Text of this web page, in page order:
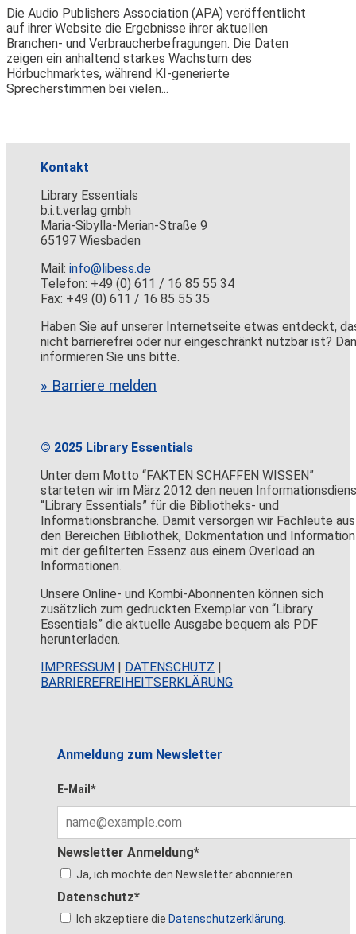
Die Audio Publishers Association (APA) veröffentlicht
auf ihrer Website die Ergebnisse ihrer aktuellen
Branchen- und Verbraucherbefragungen. Die Daten
zeigen ein anhaltend starkes Wachstum des
Hörbuchmarktes, während KI-generierte
Sprecherstimmen bei vielen...
Kontakt
Library Essentials
b.i.t.verlag gmbh
Maria-Sibylla-Merian-Straße 9
65197 Wiesbaden
Mail:info@libess.de
Telefon: +49 (0) 611 / 16 85 55 34
Fax: +49 (0) 611 / 16 85 55 35
Haben Sie auf unserer Internetseite etwas entdeckt,
nicht barrierefrei oder nur eingeschränkt nutzbar ist?
informieren Sie uns bitte.
» Barriere melden
© 2025 Library Essentials
Unter dem Motto “FAKTEN SCHAFFEN WISSEN”
starteten wir im März 2012 den neuen
“Library Essentials” für die Bibliotheks- und
Informationsbranche. Damit versorgen wir Fachleute aus
den Bereichen Bibliothek, Dokmentation und Information
mit der gefilterten Essenz aus einem Overload an
Informationen.
Unsere Online- und Kombi-Abonnenten können sich
zusätzlich zum gedruckten Exemplar von “Library
Essentials” die aktuelle Ausgabe bequem als PDF
herunterladen.
IMPRESSUM
DATENSCHUTZ
BARRIEREFREIHEITSERKLÄRUNG
Anmeldung zum Newsletter
E-Mail*
Newsletter Anmeldung*
Ja, ich möchte den Newsletter abonnieren.
Datenschutz*
Ich akzeptiere die Datenschutzerklärung.